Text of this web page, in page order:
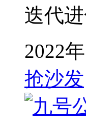
迭代
2022
抢沙发